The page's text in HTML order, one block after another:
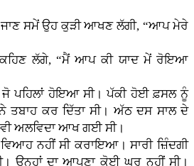
ਸਮੇਂ ਉਹ ਕੁੜੀ ਆਖਣ ਲੱਗੀ, “ਆਪ ਮੇਰੇ
ਲੱਗੇ, “ਮੈਂ ਆਪ ਕੀ ਯਾਦ ਮੇਂ ਰੋਇਆ
ਹੋਇਆ ਸੀ। ਪੱਕੀ ਹੋਈ ਫ਼ਸਲ ਨੂੰ
ਤਬਾਹ ਕਰ ਦਿੱਤਾ ਸੀ। ਅੱਠ ਦਸ ਸਾਲ ਦੇ
ਅਲਵਿਦਾ ਆਖ ਗਈ ਸੀ।
ਨਹੀਂ ਸੀ ਕਰਾਇਆ। ਸਾਰੀ ਜ਼ਿੰਦਗੀ
ਉਨ੍ਹਾਂ ਦਾ ਆਪਣਾ ਕੋਈ ਘਰ ਨਹੀਂ ਸੀ।